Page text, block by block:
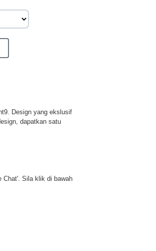
Design yang ekslusif
dapatkan satu
Chat'. Sila klik di bawah